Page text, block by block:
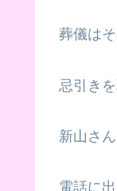
葬儀は
忌引き
新山さ
電話に